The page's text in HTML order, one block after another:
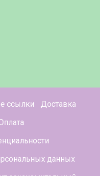
ссылки
Доставка
данных